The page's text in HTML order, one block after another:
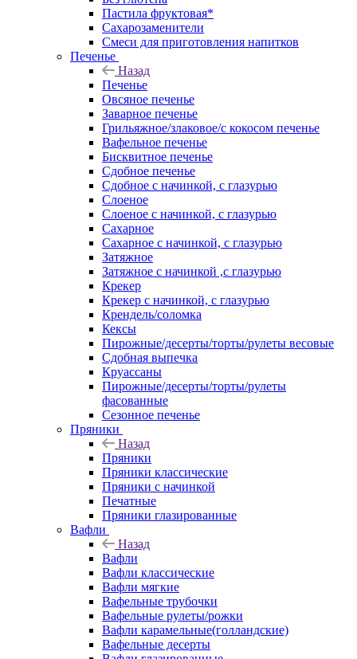
Пастила фруктовая*
Сахарозаменители
Смеси для приготовления напитков
Печенье
Назад
Печенье
Овсяное печенье
Заварное печенье
Грильяжное/злаковое/с кокосом печенье
Вафельное печенье
Бисквитное печенье
Сдобное печенье
Сдобное с начинкой, с глазурью
Слоеное
Слоеное с начинкой, с глазурью
Сахарное
Сахарное с начинкой, с глазурью
Затяжное
Затяжное с начинкой ,с глазурью
Крекер
Крекер с начинкой, с глазурью
Крендель/соломка
Кексы
Пирожные/десерты/торты/рулеты весовые
Сдобная выпечка
Круассаны
Пирожные/десерты/торты/рулеты
фасованные
Сезонное печенье
Пряники
Назад
Пряники
Пряники классические
Пряники с начинкой
Печатные
Пряники глазированные
Вафли
Назад
Вафли
Вафли классические
Вафли мягкие
Вафельные трубочки
Вафельные рулеты/рожки
Вафли карамельные(голландские)
Вафельные десерты